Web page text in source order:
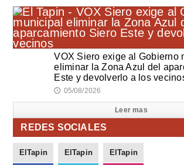
VOX Siero exige al Gobierno
eliminar la Zona Azul del
Este y devolverlo a los
🕔 05/08/2026
Leer mas
REDES SOCIALES
ElTapin ElTapin ElTapin